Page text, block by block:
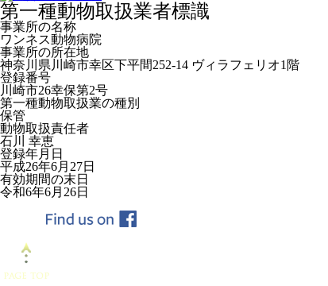
第一種動物取扱業者標識
事業所の名称
ワンネス動物病院
事業所の所在地
神奈川県川崎市幸区下平間252-14 ヴィラフェリオ1階
登録番号
川崎市26幸保第2号
第一種動物取扱業の種別
保管
動物取扱責任者
石川 幸恵
登録年月日
平成26年6月27日
有効期間の末日
令和6年6月26日